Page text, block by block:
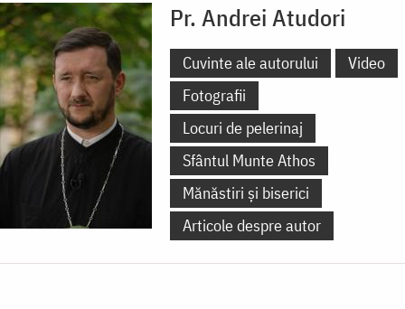
Pr. Andrei Atudori
Cuvinte ale autorului
Video
Fotografii
Locuri de pelerinaj
Sfântul Munte Athos
Mănăstiri și biserici
Articole despre autor